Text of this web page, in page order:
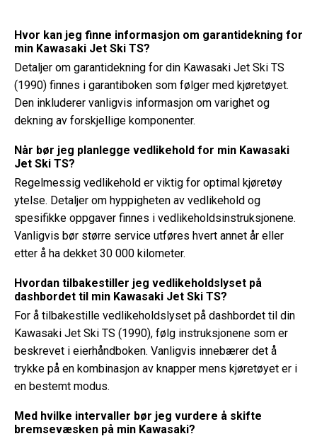
Hvor kan jeg finne informasjon om garantidekning for
min Kawasaki Jet Ski TS?
Detaljer om garantidekning for din Kawasaki Jet Ski TS
(1990) finnes i garantiboken som følger med kjøretøyet.
Den inkluderer vanligvis informasjon om varighet og
dekning av forskjellige komponenter.
Når bør jeg planlegge vedlikehold for min Kawasaki
Jet Ski TS?
Regelmessig vedlikehold er viktig for optimal kjøretøy
ytelse. Detaljer om hyppigheten av vedlikehold og
spesifikke oppgaver finnes i vedlikeholdsinstruksjonene.
Vanligvis bør større service utføres hvert annet år eller
etter å ha dekket 30 000 kilometer.
Hvordan tilbakestiller jeg vedlikeholdslyset på
dashbordet til min Kawasaki Jet Ski TS?
For å tilbakestille vedlikeholdslyset på dashbordet til din
Kawasaki Jet Ski TS (1990), følg instruksjonene som er
beskrevet i eierhåndboken. Vanligvis innebærer det å
trykke på en kombinasjon av knapper mens kjøretøyet er i
en bestemt modus.
Med hvilke intervaller bør jeg vurdere å skifte
bremsevæsken på min Kawasaki?